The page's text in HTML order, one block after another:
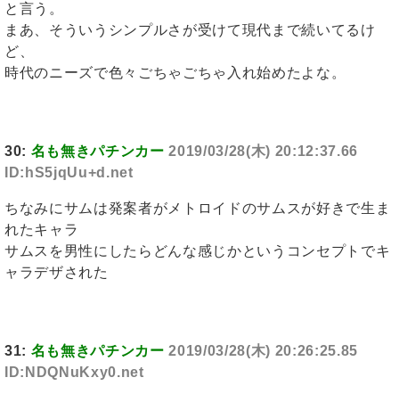
と言う。
まあ、そういうシンプルさが受けて現代まで続いてるけ
ど、
時代のニーズで色々ごちゃごちゃ入れ始めたよな。
30: 名も無きパチンカー 2019/03/28(木) 20:12:37.66
ID:hS5jqUu+d.net
ちなみにサムは発案者がメトロイドのサムスが好きで生ま
れたキャラ
サムスを男性にしたらどんな感じかというコンセプトでキ
ャラデザされた
31: 名も無きパチンカー 2019/03/28(木) 20:26:25.85
ID:NDQNuKxy0.net